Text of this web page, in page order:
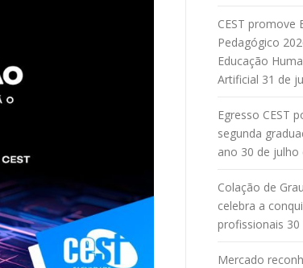
CEST promove
Pedagógico
Educação
Artificial 31 de
Egresso CEST
segunda
ano 30 de julho
Colação de
celebra a
profissionais
Mercado